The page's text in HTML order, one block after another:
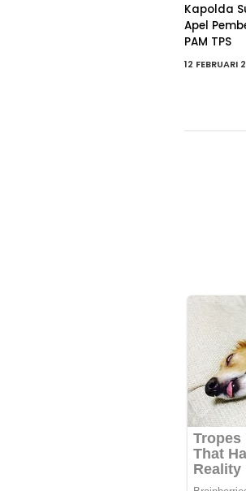
Kapolda
Apel
PAM TPS
12 FEBRUARI